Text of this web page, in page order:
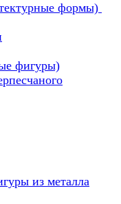
формы)
фигуры)
из металла